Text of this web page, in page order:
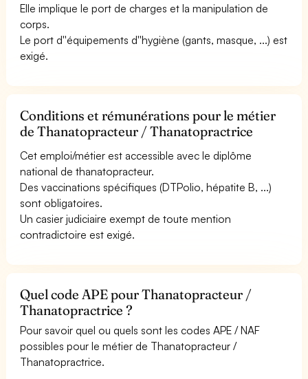
Elle implique le port de charges et la manipulation de
corps.
Le port d''équipements d''hygiène (gants, masque, ...) est
exigé.
Conditions et rémunérations pour le métier
de Thanatopracteur / Thanatopractrice
Cet emploi/métier est accessible avec le diplôme
national de thanatopracteur.
Des vaccinations spécifiques (DTPolio, hépatite B, ...)
sont obligatoires.
Un casier judiciaire exempt de toute mention
contradictoire est exigé.
Quel code APE pour Thanatopracteur /
Thanatopractrice ?
Pour savoir quel ou quels sont les codes APE / NAF
possibles pour le métier de Thanatopracteur /
Thanatopractrice.